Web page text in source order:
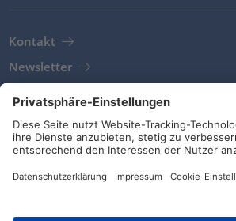
Kontakt
Newsletter
AGB
Richtlinien und Bekenntnisse
Soziale Medien